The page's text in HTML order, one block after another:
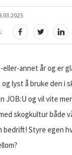
DEL PÅDEL PÅ
annet år og er
lyst å bruke den i
JOB:U og vil vite
skogkultur både
bedrift! Styre egen